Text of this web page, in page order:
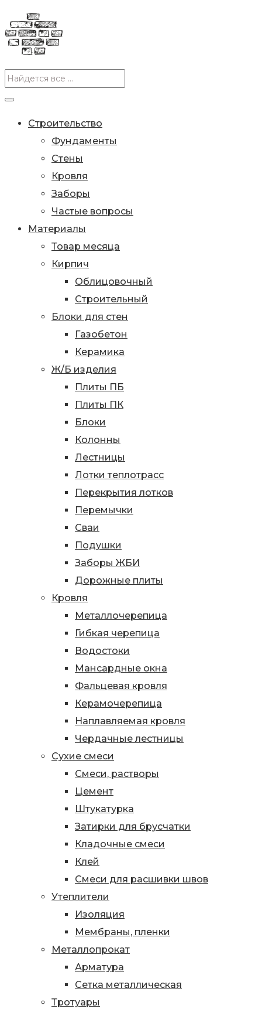
Строительство
Фундаменты
Стены
Кровля
Заборы
Частые вопросы
Материалы
Товар месяца
Кирпич
Облицовочный
Строительный
Блоки для стен
Газобетон
Керамика
Ж/Б изделия
Плиты ПБ
Плиты ПК
Блоки
Колонны
Лестницы
Лотки теплотрасс
Перекрытия лотков
Перемычки
Сваи
Подушки
Заборы ЖБИ
Дорожные плиты
Кровля
Металлочерепица
Гибкая черепица
Водостоки
Мансардные окна
Фальцевая кровля
Керамочерепица
Наплавляемая кровля
Чердачные лестницы
Сухие смеси
Смеси, растворы
Цемент
Штукатурка
Затирки для брусчатки
Кладочные смеси
Клей
Смеси для расшивки швов
Утеплители
Изоляция
Мембраны, пленки
Металлопрокат
Арматура
Сетка металлическая
Тротуары